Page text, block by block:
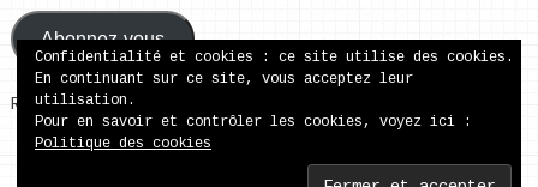
mail
Abonnez-vous
Rejoignez les 37 autres abonnés
Copyright © 2026.
Confidentialité et cookies : ce site utilise des cookies.
En continuant sur ce site, vous acceptez leur
utilisation.
Pour en savoir et contrôler les cookies, voyez ici :
Politique des cookies